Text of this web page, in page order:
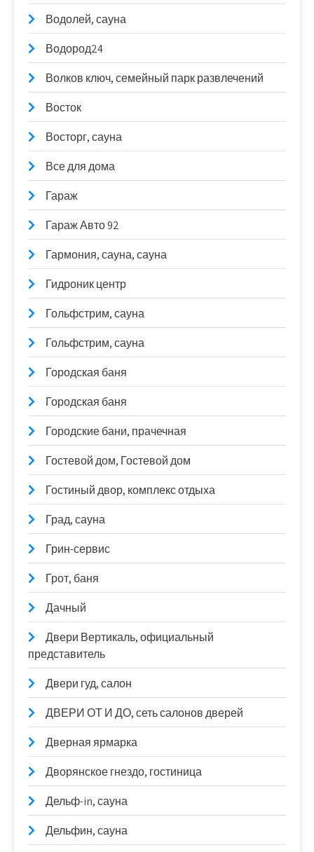
Водолей, сауна
Водород24
Волков ключ, семейный парк развлечений
Восток
Восторг, сауна
Все для дома
Гараж
Гараж Авто 92
Гармония, сауна, сауна
Гидроник центр
Гольфстрим, сауна
Гольфстрим, сауна
Городская баня
Городская баня
Городские бани, прачечная
Гостевой дом, Гостевой дом
Гостиный двор, комплекс отдыха
Град, сауна
Грин-сервис
Грот, баня
Дачный
Двери Вертикаль, официальный
представитель
Двери гуд, салон
ДВЕРИ ОТ И ДО, сеть салонов дверей
Дверная ярмарка
Дворянское гнездо, гостиница
Дельф-in, сауна
Дельфин, сауна